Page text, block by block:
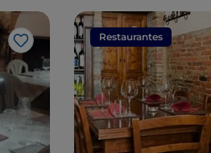
Me gusta
Restaurantes